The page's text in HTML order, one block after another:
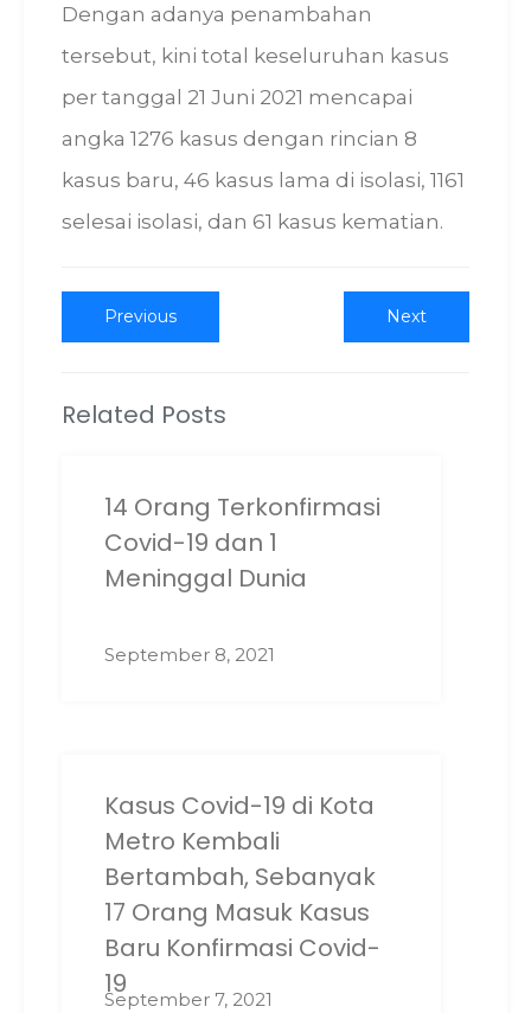
Dengan adanya penambahan
tersebut, kini total keseluruhan kasus
per tanggal 21 Juni 2021 mencapai
angka 1276 kasus dengan rincian 8
kasus baru, 46 kasus lama di isolasi, 1161
selesai isolasi, dan 61 kasus kematian.
PostPreviousPrevious
post:
NextNext
post:
Related Posts
14 Orang Terkonfirmasi
Covid-19 dan 1
Meninggal Dunia
September 8, 2021
Kasus Covid-19 di Kota
Metro Kembali
Bertambah, Sebanyak
17 Orang Masuk Kasus
Baru Konfirmasi Covid-
19
September 7, 2021